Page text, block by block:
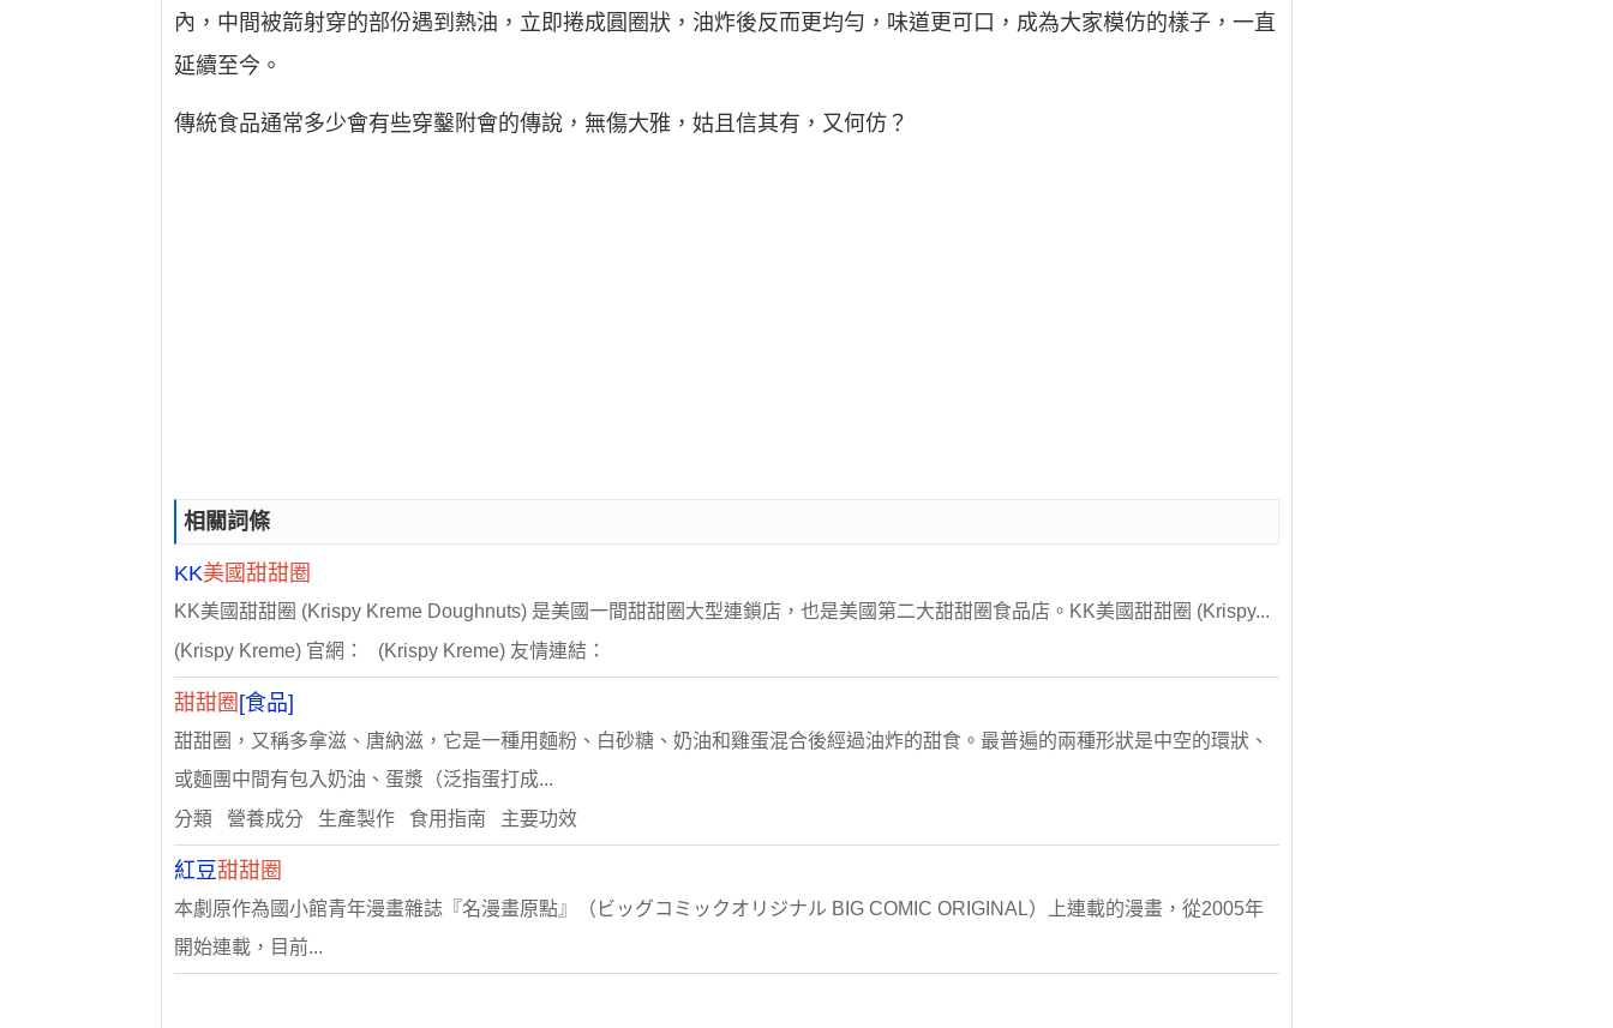
內，中間被箭射穿的部份遇到熱油，立即捲成圓圈狀，油炸後反而更均勻，味道更可口，成為大家模仿的樣子，一直
延續至今。
傳統食品通常多少會有些穿鑿附會的傳說，無傷大雅，姑且信其有，又何仿？
相關詞條
KK美國甜甜圈
KK美國甜甜圈 (Krispy Kreme Doughnuts) 是美國一間甜甜圈大型連鎖店，也是美國第二大甜甜圈食品店。KK美國甜甜圈 (Krispy...
(Krispy Kreme) 官網： (Krispy Kreme) 友情連結：
甜甜圈 [食品]
甜甜圈，又稱多拿滋、唐納滋，它是一種用麵粉、白砂糖、奶油和雞蛋混合後經過油炸的甜食。最普遍的兩種形狀是中空的環狀、
或麵團中間有包入奶油、蛋漿（泛指蛋打成...
分類 營養成分 生產製作 食用指南 主要功效
紅豆甜甜圈
本劇原作為國小館青年漫畫雜誌『名漫畫原點』（ビッグコミックオリジナル BIG COMIC ORIGINAL）上連載的漫畫，從2005年
開始連載，目前...